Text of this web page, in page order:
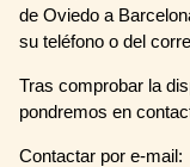
de Oviedo a
su teléfono o del
Tras comprobar la
pondremos en
Contactar por e-mail: